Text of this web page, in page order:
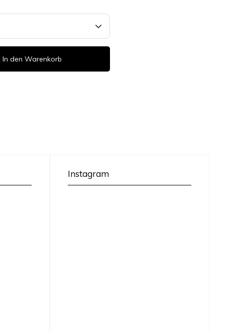
In den Warenkorb
Instagram